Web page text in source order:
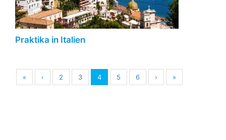
Praktika in Italien
« ‹ 2 3 4 5 6 › »